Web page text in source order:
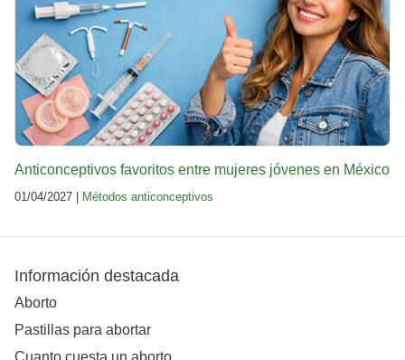
Anticonceptivos favoritos entre mujeres jóvenes en México
01/04/2027 | Métodos anticonceptivos
Información destacada
Aborto
Pastillas para abortar